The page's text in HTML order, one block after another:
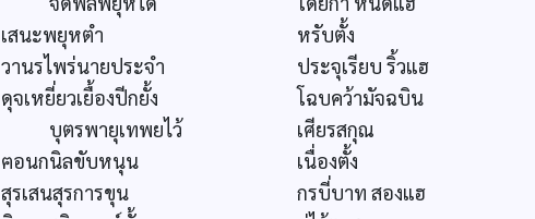
เสนะพยุหตำ
หรับตั้ง
วานรไพร่นายประจำ
ประจุเรียบ ริ้วแฮ
ดุจเหยี่ยวเยื้องปีกยั้ง
โฉบคว้ามัจฉบิน
บุตรพายุเทพยไว้
เศียรสกุณ
ฅอนกนิลขับหนุน
เนื่องตั้ง
สุรเสนสุรการขุน
กรบี่บาท สองแฮ